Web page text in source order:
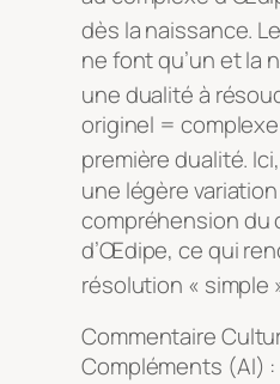
dès la naissance.
ne font qu’un et la
une dualité à
originel =
première dualité.
une légère
compréhension du
d’Œdipe, ce qui
résolution « simple
Commentaire
Compléments (AI) :